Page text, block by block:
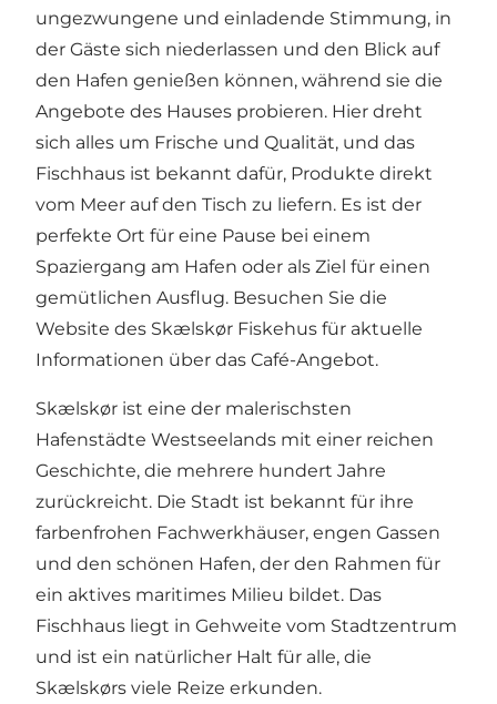
ungezwungene und einladende Stimmung, in
der Gäste sich niederlassen und den Blick auf
den Hafen genießen können, während sie die
Angebote des Hauses probieren. Hier dreht
sich alles um Frische und Qualität, und das
Fischhaus ist bekannt dafür, Produkte direkt
vom Meer auf den Tisch zu liefern. Es ist der
perfekte Ort für eine Pause bei einem
Spaziergang am Hafen oder als Ziel für einen
gemütlichen Ausflug. Besuchen Sie die
Website des Skælskør Fiskehus für aktuelle
Informationen über das Café-Angebot.
Skælskør ist eine der malerischsten
Hafenstädte Westseelands mit einer reichen
Geschichte, die mehrere hundert Jahre
zurückreicht. Die Stadt ist bekannt für ihre
farbenfrohen Fachwerkhäuser, engen Gassen
und den schönen Hafen, der den Rahmen für
ein aktives maritimes Milieu bildet. Das
Fischhaus liegt in Gehweite vom Stadtzentrum
und ist ein natürlicher Halt für alle, die
Skælskørs viele Reize erkunden.